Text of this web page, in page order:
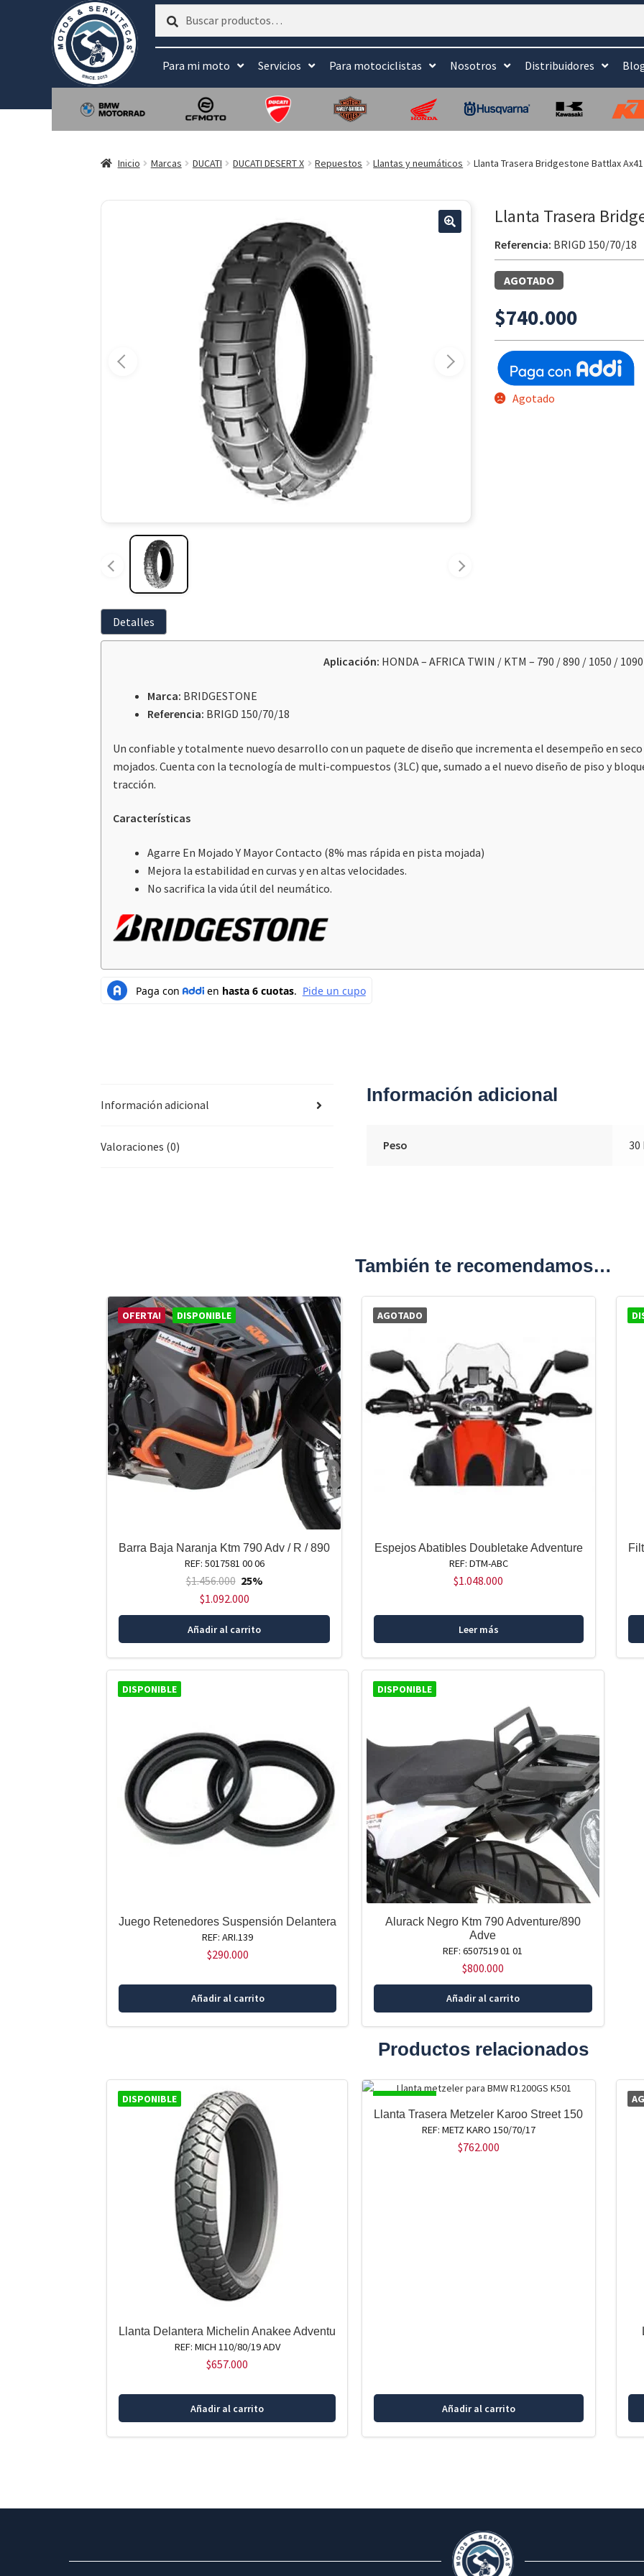
Buscar
Buscar
Para mi moto Servicios Para motociclistas Nosotros Distribuidores
Inicio Marcas DUCATI DUCATI DESERT X Repuestos Llantas y neumáticos Llanta Trasera Bridgestone Battlax
Llanta Trasera
Referencia: BRIGD 150/70/18
AGOTADO
$740.000
Agotado
Detalles
Aplicación: HONDA – AFRICA TWIN / KTM – 790 / 890 / 1050 / 1090
Marca: BRIDGESTONE
Referencia: BRIGD 150/70/18
Un confiable y totalmente nuevo desarrollo con un paquete de diseño que incrementa el desempeño en
mojados. Cuenta con la tecnología de multi-compuestos (3LC) que, sumado a el nuevo diseño de piso y
tracción.
Características
Agarre En Mojado Y Mayor Contacto (8% mas rápida en pista mojada)
Mejora la estabilidad en curvas y en altas velocidades.
No sacrifica la vida útil del neumático.
Información adicional
Valoraciones (0)
Información adicional
Peso 30
También te recomendamos…
OFERTA! DISPONIBLE
Barra Baja Naranja Ktm 790 Adv / R / 890
REF: 5017581 00 06
$1.456.000 25%
$1.092.000
Añadir al carrito
AGOTADO
Espejos Abatibles Doubletake Adventure
REF: DTM-ABC
$1.048.000
Leer más
DISPONIBLE
Juego Retenedores Suspensión Delantera
REF: ARI.139
$290.000
Añadir al carrito
DISPONIBLE
Alurack Negro Ktm 790 Adventure/890
Adve
REF: 6507519 01 01
$800.000
Añadir al carrito
Productos relacionados
DISPONIBLE
Llanta Delantera Michelin Anakee Adventu
REF: MICH 110/80/19 ADV
$657.000
Añadir al carrito
DISPONIBLE
Llanta Trasera Metzeler Karoo Street 150
REF: METZ KARO 150/70/17
$762.000
Añadir al carrito